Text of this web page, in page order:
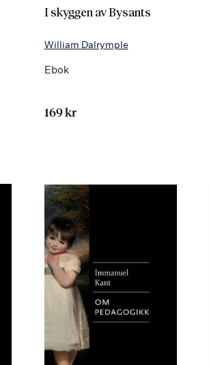
I skyggen av Bysants
William Dalrymple
Ebok
169 kr